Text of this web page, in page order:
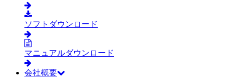
ソフトダウンロード
マニュアルダウンロード
会社概要